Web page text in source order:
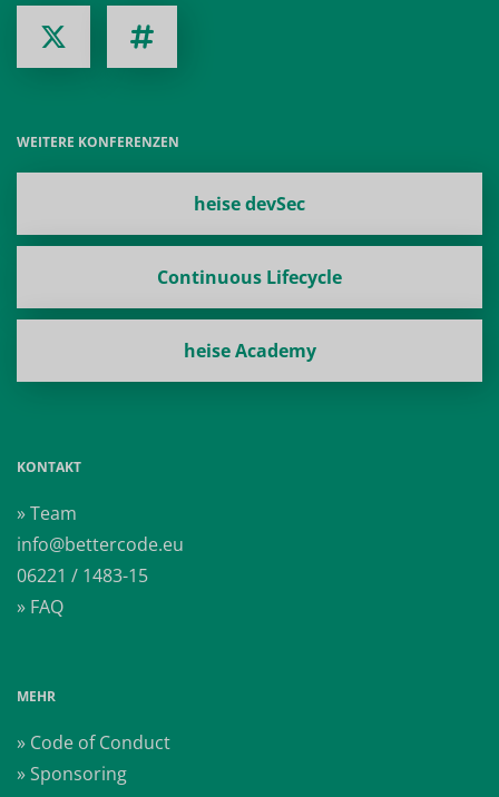
WEITERE KONFERENZEN
heise devSec
Continuous Lifecycle
heise Academy
KONTAKT
» Team
info@bettercode.eu
06221 / 1483-15
» FAQ
MEHR
» Code of Conduct
» Sponsoring